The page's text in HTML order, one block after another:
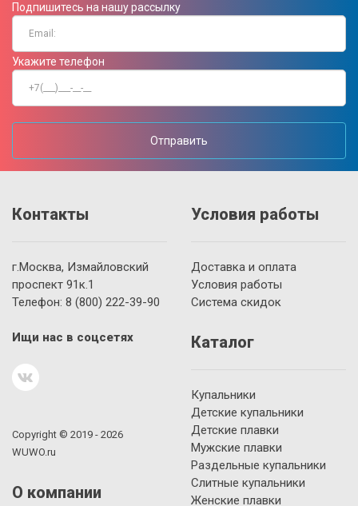
Подпишитесь на нашу рассылку
Укажите телефон
Отправить
Контакты
г.Москва, Измайловский
проспект 91к.1
Телефон: 8 (800) 222-39-90
Ищи нас в соцсетях
Copyright © 2019 - 2026
WUWO.ru
О компании
Условия работы
Доставка и оплата
Условия работы
Система скидок
Каталог
Купальники
Детские купальники
Детские плавки
Мужские плавки
Раздельные купальники
Слитные купальники
Женские плавки